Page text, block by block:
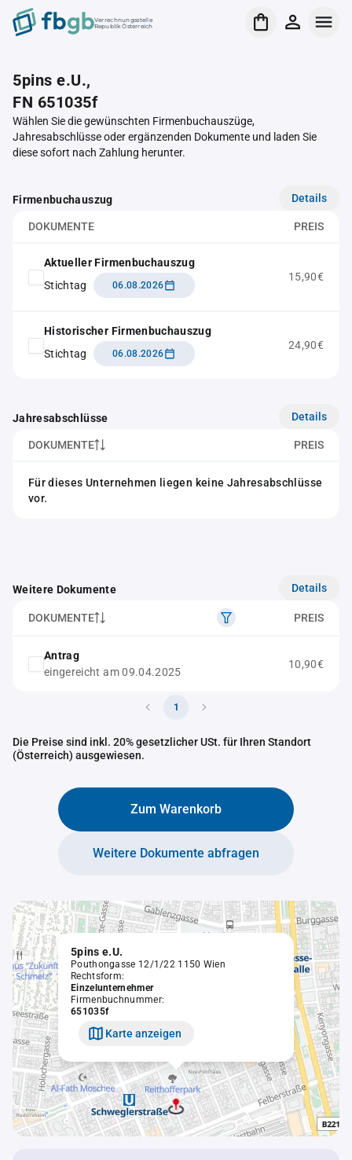
Verrechnungsstelle
Republik Österreich
5pins e.U.,
FN 651035f
Wählen Sie die gewünschten Firmenbuchauszüge,
Jahresabschlüsse oder ergänzenden Dokumente und laden Sie
diese sofort nach Zahlung herunter.
Firmenbuchauszug Details
DOKUMENTE PREIS
Aktueller Firmenbuchauszug
Stichtag
06.08.2026
15,90€
Historischer Firmenbuchauszug
Stichtag
06.08.2026
24,90€
Jahresabschlüsse Details
DOKUMENTE PREIS
Für dieses Unternehmen liegen keine Jahresabschlüsse
vor.
Weitere Dokumente Details
DOKUMENTE PREIS
Antrag
eingereicht am 09.04.2025
10,90€
1
Die Preise sind inkl. 20% gesetzlicher USt. für Ihren Standort
(Österreich) ausgewiesen.
Zum Warenkorb
Weitere Dokumente abfragen
5pins e.U.
Pouthongasse 12/1/22 1150 Wien
Rechtsform:
Einzelunternehmer
Firmenbuchnummer:
651035f
Karte anzeigen